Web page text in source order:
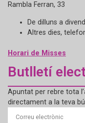
Rambla Ferran, 33
De dilluns a
Altres dies,
Horari de Misses
Butlletí
Apuntat per rebre tota
directament a la teva